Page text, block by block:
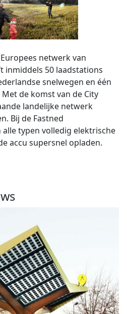
netwerk van
inmiddels 50 laadstations
snelwegen en één
de komst van de City
landelijke netwerk
Bij de Fastned
typen volledig elektrische
accu supersnel opladen.